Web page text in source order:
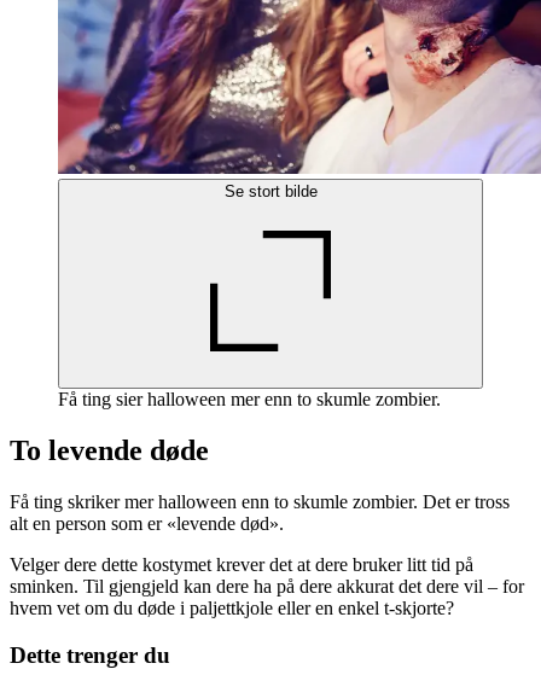
Se stort bilde
Få ting sier halloween mer enn to skumle zombier.
To levende døde
Få ting skriker mer halloween enn to skumle zombier. Det er tross
alt en person som er «levende død».
Velger dere dette kostymet krever det at dere bruker litt tid på
sminken. Til gjengjeld kan dere ha på dere akkurat det dere vil – for
hvem vet om du døde i paljettkjole eller en enkel t-skjorte?
Dette trenger du